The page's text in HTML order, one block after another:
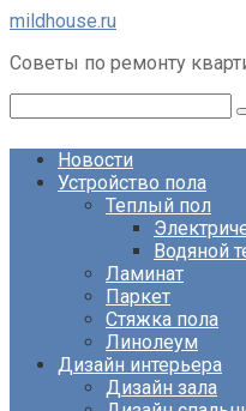
Перейти
контенту
mildhouse.ru
Советы по ремонту
Новости
Устройство пола
Теплый пол
Водяной
Ламинат
Паркет
Стяжка пола
Линолеум
Дизайн интерьера
Дизайн зала